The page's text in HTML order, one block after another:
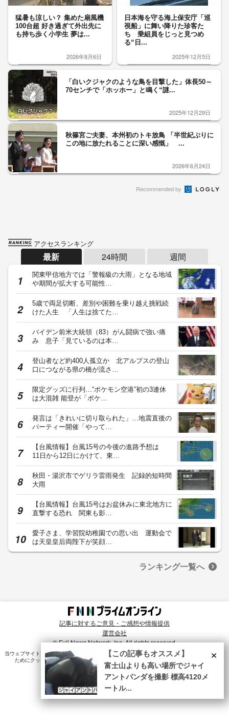
猛暑も涼しい？ 集めた扇風機
100台超 好き過ぎて外出先に
も持ち歩く小学生 夢は...
2026年8月6日
日本海を守る海上保安庁「巡
視船」に舞い降りた珍客た
ち 乗組員をじっと見つめ
る“日...
2025年12月5日
「白いクジャクのような鳥を目撃した」体長50～
70センチで「ホッホー」と鳴く“謎...
2025年12月29日
秋篠宮ご夫妻、本州初のトキ放鳥 「半世紀ぶりに
この地に放たれることに深い感慨」 ...
2026年6月24日
Recommended by
アクセスランキング
最新 24時間 週間
関東甲信地方では「警報級の大雨」となる地域
や期間が拡大する可能性…
5歳で両足切断、差別や困難を乗り越え挑戦続
けた人生 「人生は捨てた…
バイデン前米大統領（83）がん闘病で強い痛
み 息子「見ているのは本…
登山者など約400人孤立か 北アルプスの登山
口につながる県の橋が流さ…
限定グッズに行列…“ポケモン空港”初の3連休
は大混雑 能登が「ポケ…
発言は「きれいに切り取られた」…地震直後の
パーティー開催「やって…
【台風情報】台風15号の今後の進路予想は
11日から12日にかけて、東…
秋田・湯沢市でゲリラ雷雨発生 記録的短時間
大雨
【台風情報】台風15号はお盆休みに東北地方に
直撃する恐れ 関東も影…
愛子さま、学習院幼稚園での思い出 運動会で
は天皇皇后両陛下が笑顔…
ランキング一覧へ
記事に対するご意見・ご感想や情報提供
運営会社
© Fuji News Network, Inc. All rights reserved.
当ウェブサイトでは、ユーザのニーズ・興味・関⼼に合致したコンテンツや広告配信を提供する
ためにクッキーを使⽤しています。詳細は、
プライバシーポリシー をご確認ください。×
【この記事もオススメ】
富士山よりも高い場所でジャイ
アントパンダを撮影 標高4120メ
ートル...